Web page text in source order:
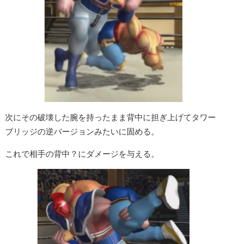
次にその破壊した腕を持ったまま背中に担ぎ上げてタワー
ブリッジの逆バージョンみたいに固める。
これで相手の背中？にダメージを与える。